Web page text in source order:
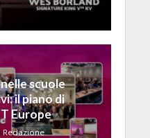
scuole
il piano di
Europe
Redazione